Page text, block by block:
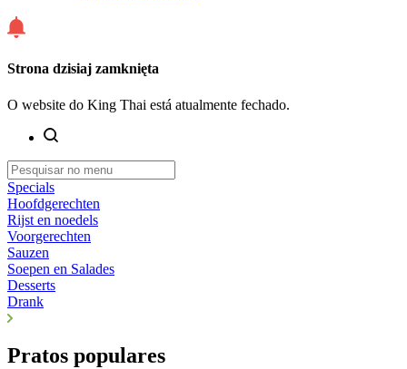
Strona dzisiaj zamknięta
O website do King Thai está atualmente fechado.
Specials
Hoofdgerechten
Rijst en noedels
Voorgerechten
Sauzen
Soepen en Salades
Desserts
Drank
Pratos populares